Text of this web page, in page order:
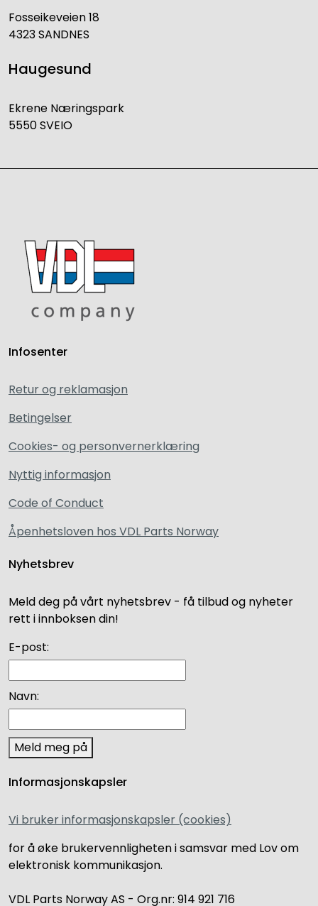
Fosseikeveien 18
4323 SANDNES
Haugesund
Ekrene Næringspark
5550 SVEIO
Infosenter
Retur og reklamasjon
Betingelser
Cookies- og personvernerklæring
Nyttig informasjon
Code of Conduct
Åpenhetsloven hos VDL Parts Norway
Nyhetsbrev
Meld deg på vårt nyhetsbrev - få tilbud og nyheter
rett i innboksen din!
E-post:
Navn:
Meld meg på
Informasjonskapsler
Vi bruker informasjonskapsler (cookies)
for å øke brukervennligheten i samsvar med Lov om
elektronisk kommunikasjon.
VDL Parts Norway AS - Org.nr: 914 921 716